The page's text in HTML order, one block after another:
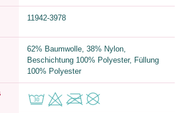
11942-3978
62% Baumwolle, 38% Nylon,
Beschichtung 100% Polyester, Füllung
100% Polyester